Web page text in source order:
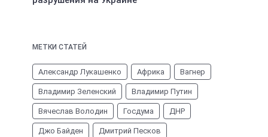
МЕТКИ СТАТЕЙ
Александр Лукашенко Африка Вагнер
Владимир Зеленский Владимир Путин
Вячеслав Володин Госдума ДНР
Джо Байден Дмитрий Песков